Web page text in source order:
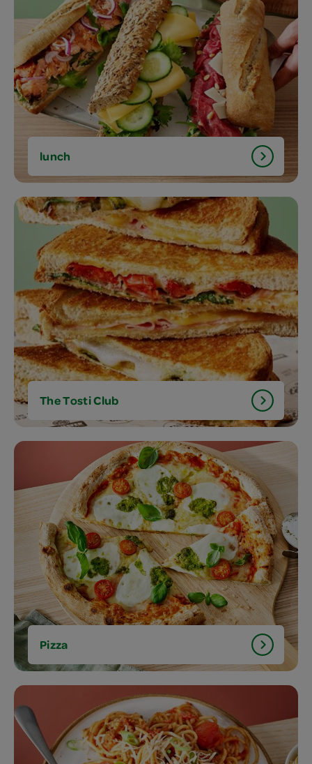
lunch
The Tosti Club
Pizza